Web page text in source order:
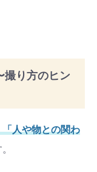
撮り方のヒン
「人や物との関わ